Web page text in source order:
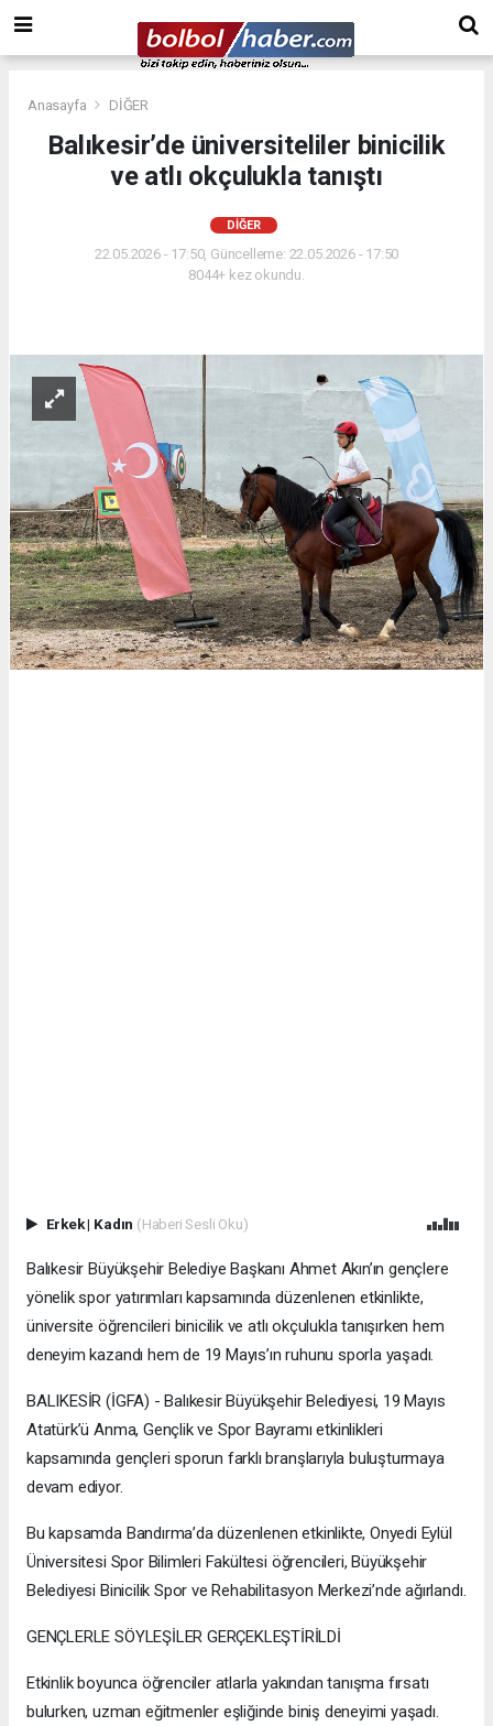
Anasayfa DİĞER
Balıkesir’de üniversiteliler binicilik
ve atlı okçulukla tanıştı
DİĞER
22.05.2026 - 17:50, Güncelleme: 22.05.2026 - 17:50
8044+ kez okundu.
Erkek| Kadın (Haberi Sesli Oku)
Balıkesir Büyükşehir Belediye Başkanı Ahmet Akın’ın gençlere
yönelik spor yatırımları kapsamında düzenlenen etkinlikte,
üniversite öğrencileri binicilik ve atlı okçulukla tanışırken hem
deneyim kazandı hem de 19 Mayıs’ın ruhunu sporla yaşadı.
BALIKESİR (İGFA) - Balıkesir Büyükşehir Belediyesi, 19 Mayıs
Atatürk’ü Anma, Gençlik ve Spor Bayramı etkinlikleri
kapsamında gençleri sporun farklı branşlarıyla buluşturmaya
devam ediyor.
Bu kapsamda Bandırma’da düzenlenen etkinlikte, Onyedi Eylül
Üniversitesi Spor Bilimleri Fakültesi öğrencileri, Büyükşehir
Belediyesi Binicilik Spor ve Rehabilitasyon Merkezi’nde ağırlandı.
GENÇLERLE SÖYLEŞİLER GERÇEKLEŞTİRİLDİ
Etkinlik boyunca öğrenciler atlarla yakından tanışma fırsatı
bulurken, uzman eğitmenler eşliğinde biniş deneyimi yaşadı.